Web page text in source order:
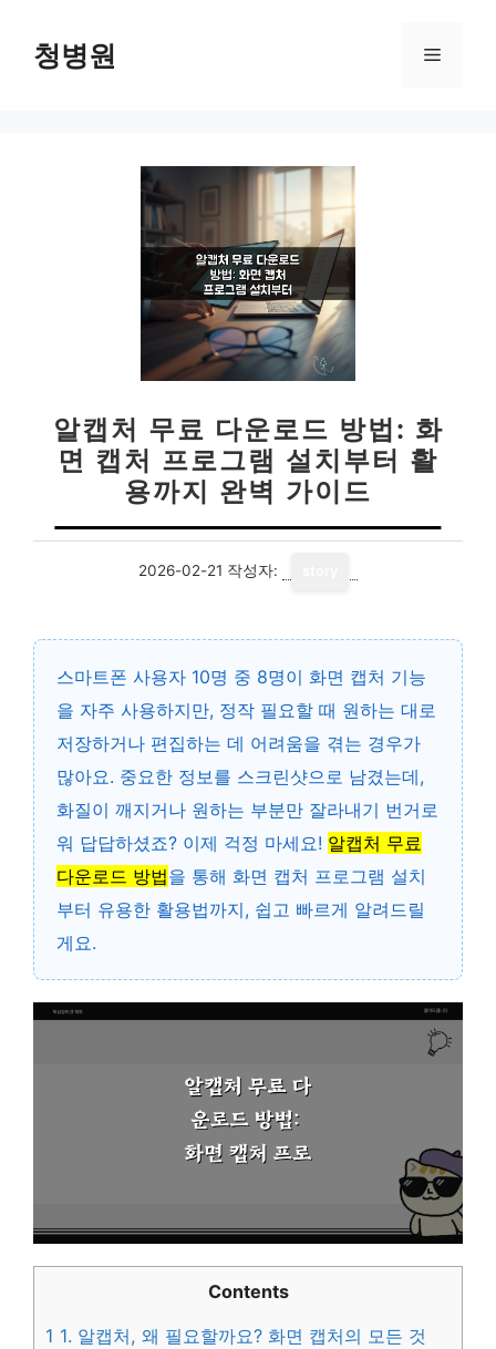
청병원 메
알캡처 무료 다운로드 방법: 화
면 캡처 프로그램 설치부터 활
용까지 완벽 가이드
2026-02-21 작성자:
스마트폰 사용자 10명 중 8명이 화면 캡처 기능
을 자주 사용하지만, 정작 필요할 때 원하는 대로
저장하거나 편집하는 데 어려움을 겪는 경우가
많아요. 중요한 정보를 스크린샷으로 남겼는데,
화질이 깨지거나 원하는 부분만 잘라내기 번거로
워 답답하셨죠? 이제 걱정 마세요! 알캡처 무료
다운로드 방법을 통해 화면 캡처 프로그램 설치
부터 유용한 활용법까지, 쉽고 빠르게 알려드릴
게요.
Contents
1 1. 알캡처, 왜 필요할까요? 화면 캡처의 모든 것